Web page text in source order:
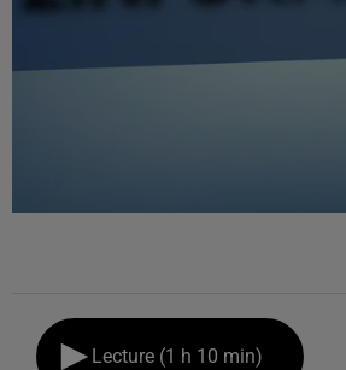
Lecture (1 h 10 min)